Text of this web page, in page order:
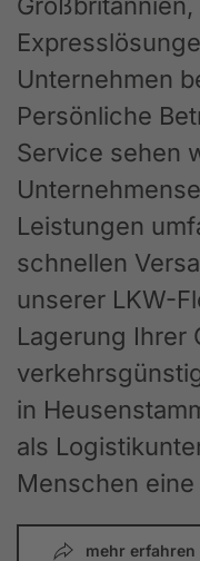
Unternehmen
Persönliche
Service sehen
Leistungen
schnellen
unserer LKW-
Lagerung Ihrer
in
als
Menschen
mehr erfahren